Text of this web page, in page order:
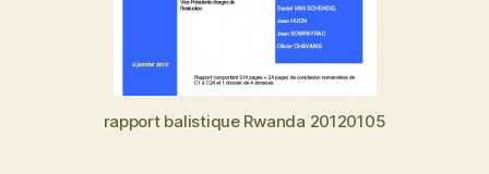
rapport balistique Rwanda 20120105